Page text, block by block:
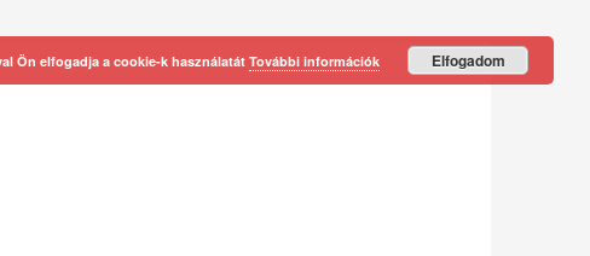
Ön elfogadja a cookie-k használatátTovábbi információk Elfogadom